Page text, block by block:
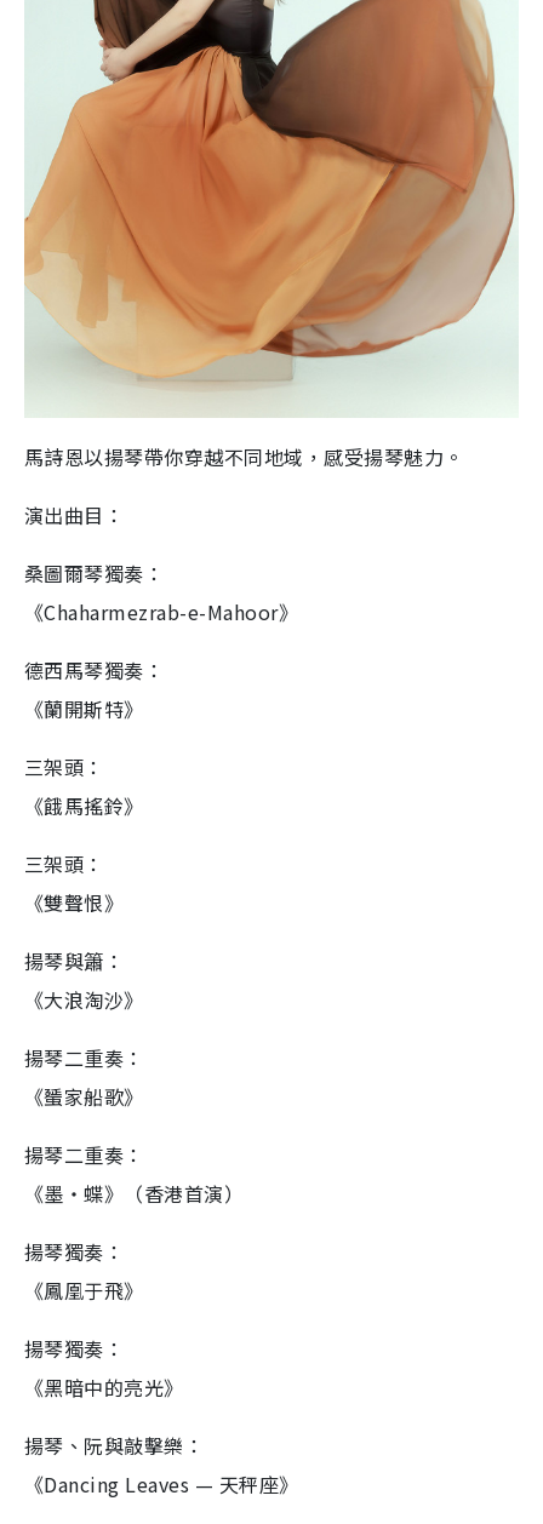
馬詩恩以揚琴帶你穿越不同地域，感受揚琴魅力。
演出曲目：
桑圖爾琴獨奏：
《Chaharmezrab-e-Mahoor》
德西馬琴獨奏：
《蘭開斯特》
三架頭：
《餓馬搖鈴》
三架頭：
《雙聲恨》
揚琴與簫：
《大浪淘沙》
揚琴二重奏：
《蜑家船歌》
揚琴二重奏：
《墨・蝶》（香港首演）
揚琴獨奏：
《鳳凰于飛》
揚琴獨奏：
《黑暗中的亮光》
揚琴、阮與敲擊樂：
《Dancing Leaves — 天秤座》